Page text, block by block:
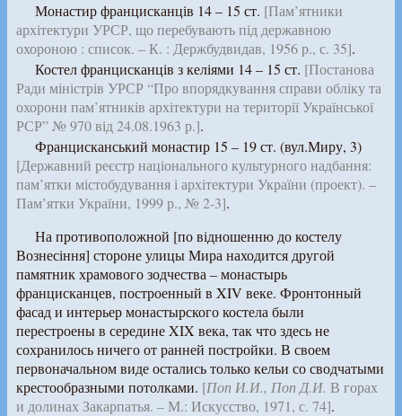
Монастир францисканців 14 – 15 ст. [Пам’ятники
архітектури УРСР, що перебувають під державною
охороною : список. – К. : Держбудвидав, 1956 р., с. 35].
Костел францисканців з келіями 14 – 15 ст. [Постанова
Ради міністрів УРСР “Про впорядкування справи обліку та
охорони пам’ятників архітектури на території Української
РСР” № 970 від 24.08.1963 р.].
Францисканський монастир 15 – 19 ст. (вул.Миру, 3)
[Державний реєстр національного культурного надбання:
пам’ятки містобудування і архітектури України (проект). –
Пам’ятки України, 1999 р., № 2-3].
На противоположной [по відношенню до костелу
Вознесіння] стороне улицы Мира находится другой
памятник храмового зодчества – монастырь
францисканцев, построенный в XIV веке. Фронтонный
фасад и интерьер монастырского костела были
перестроены в середине XIX века, так что здесь не
сохранилось ничего от ранней постройки. В своем
первоначальном виде остались только кельи со сводчатыми
крестообразными потолками. [Поп И.И., Поп Д.И. В горах
и долинах Закарпатья. – М.: Искусство, 1971, с. 74].